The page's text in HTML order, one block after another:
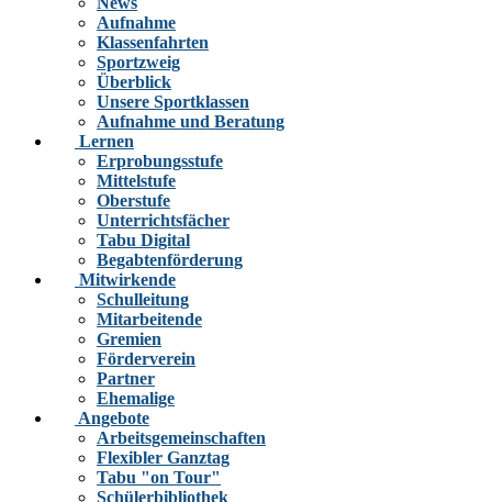
Aufnahme
Klassenfahrten
Sportzweig
Überblick
Unsere Sportklassen
Aufnahme und Beratung
Lernen
Erprobungsstufe
Mittelstufe
Oberstufe
Unterrichtsfächer
Tabu Digital
Begabtenförderung
Mitwirkende
Schulleitung
Mitarbeitende
Gremien
Förderverein
Partner
Ehemalige
Angebote
Arbeitsgemeinschaften
Flexibler Ganztag
Tabu "on Tour"
Schülerbibliothek